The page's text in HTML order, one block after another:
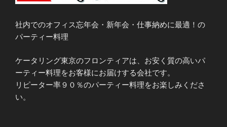
社内でのオフィス忘年会・新年会・仕事納めに最適！の
パーティー料理
ケータリング東京のフロンティアは、お安く質の高いパ
ーティー料理をお客様にお届けする会社です。
リピーター率９０％のパーティー料理をお楽しみくださ
い。